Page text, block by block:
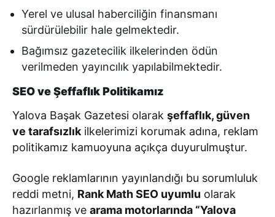
Yerel ve ulusal haberciliğin finansmanı
sürdürülebilir hale gelmektedir.
Bağımsız gazetecilik ilkelerinden ödün
verilmeden yayıncılık yapılabilmektedir.
SEO ve Şeffaflık Politikamız
Yalova Başak Gazetesi olarakşeffaflık, güven
ve tarafsızlık ilkelerimizi korumak adına, reklam
politikamız kamuoyuna açıkça duyurulmuştur.
Google reklamlarının yayınlandığı bu sorumluluk
reddi metni, Rank Math SEO uyumlu olarak
hazırlanmış vearama motorlarında “Yalova